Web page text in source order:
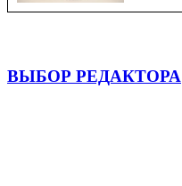
ВЫБОР РЕДАКТОРА